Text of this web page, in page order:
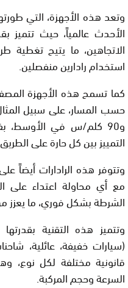
الأحدث عالمياً، حيث تتميز
الاتجاهين، ما يتيح
استخدام رادارين منفصلين.
كما تسمح هذه الأجهزة
و90 كلم/س في
التمييز بين كل حارة على
وتتوفر هذه الرادارات أيضاً
مع أي محاولة اعتداء على
الشرطة بشكل فوري، ما يعزز
وتتميز هذه التقنية
(سيارات خفيفة، عائلية،
قانونية مختلفة لكل نوع،
السرعة وحجم المركبة.